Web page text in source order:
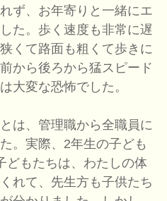
ず、お年寄りと一緒にエ
た。歩く速度も非常に遅
くて路面も粗くて歩きに
から後ろから猛スピード
大変な恐怖でした。
は、管理職から全職員に
。実際、2年生の子ども
どもたちは、わたしの体
れて、先生方も子供たち